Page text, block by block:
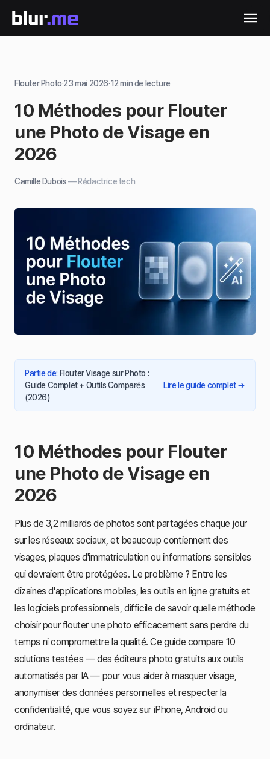
Flouter Photo·23 mai 2026·12min de lecture
10 Méthodes pour Flouter
une Photo de Visage en
2026
Camille Dubois— Rédactrice tech
Partie de: Flouter Visage sur Photo :
Guide Complet + Outils Comparés
(2026)
Lire le guide complet →
10 Méthodes pour Flouter
une Photo de Visage en
2026
Plus de 3,2 milliards de photos sont partagées chaque jour
sur les réseaux sociaux, et beaucoup contiennent des
visages, plaques d'immatriculation ou informations sensibles
qui devraient être protégées. Le problème ? Entre les
dizaines d'applications mobiles, les outils en ligne gratuits et
les logiciels professionnels, difficile de savoir quelle méthode
choisir pour flouter une photo efficacement sans perdre du
temps ni compromettre la qualité. Ce guide compare 10
solutions testées — des éditeurs photo gratuits aux outils
automatisés par IA — pour vous aider à masquer visage,
anonymiser des données personnelles et respecter la
confidentialité, que vous soyez sur iPhone, Android ou
ordinateur.